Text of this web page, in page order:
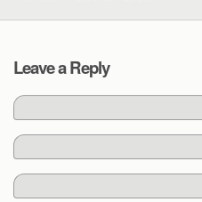
Leave a Reply